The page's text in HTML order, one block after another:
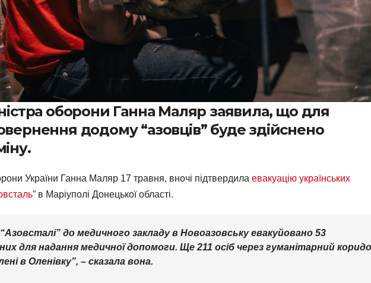
оборони Ганна Маляр заявила, що для
додому “азовців” буде здійснено
України Ганна Маляр 17 травня, вночі підтвердила евакуацію українських
в Маріуполі Донецької області.
до медичного закладу в Новоазовську евакуйовано 53
для надання медичної допомоги. Ще 211 осіб через гуманітарний
в Оленівку”, – сказала вона.